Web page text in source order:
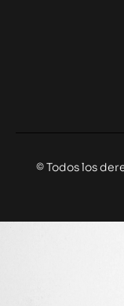
© Todos los